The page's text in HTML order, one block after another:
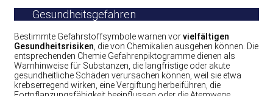
Gesundheitsgefahren
Bestimmte Gefahrstoffsymbole warnen vorvielfältigen
Gesundheitsrisiken, die von Chemikalien ausgehen können. Die
entsprechenden Chemie Gefahrenpiktogramme dienen als
Warnhinweise für Substanzen, die langfristige oder akute
gesundheitliche Schäden verursachen können, weil sie etwa
krebserregend wirken, eine Vergiftung herbeiführen, die